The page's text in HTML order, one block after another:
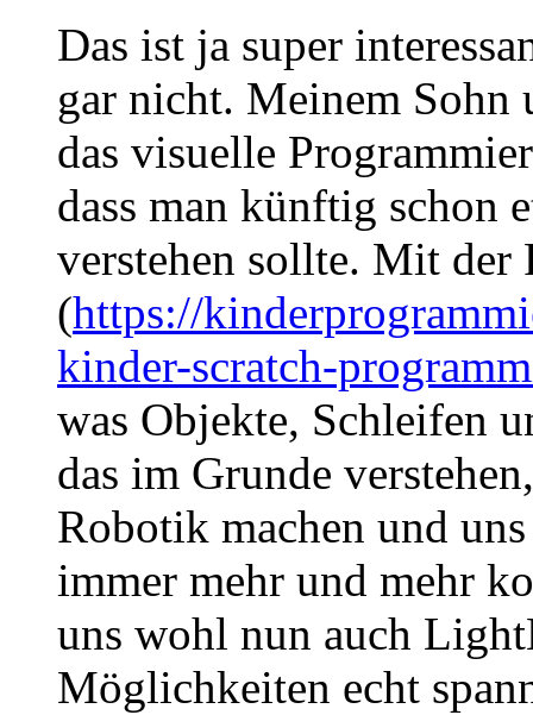
Das ist ja super
gar nicht. Meinem
das visuelle
dass man künftig schon
verstehen sollte. Mit der
(https://
kinder-scratch-
was Objekte, Schleifen
das im Grunde
Robotik machen und
immer mehr und mehr
uns wohl nun auch
Möglichkeiten echt